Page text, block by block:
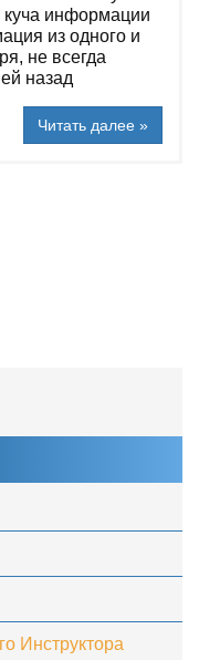
куча информации
из одного и
не всегда
назад
Читать далее »
Инструктора